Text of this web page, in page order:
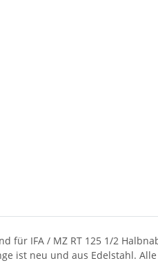
für IFA / MZ RT 125 1/2
ist neu und aus Edelstahl.